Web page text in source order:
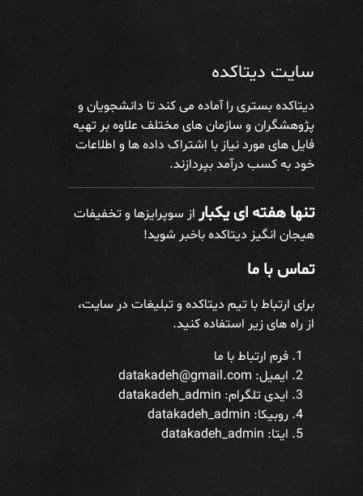
سایت دیتاکده
دیتاکده بستری را آماده می کند تا دانشجویان و
پژوهشگران و سازمان های مختلف علاوه بر تهیه
فایل های مورد نیاز با اشتراک داده ها و اطلاعات
خود به کسب درآمد بپردازند.
تنها هفته ای یکباراز سوپرایزها و تخفیفات
هیجان انگیز دیتاکده باخبر شوید!
تماس با ما
برای ارتباط با تیم دیتاکده و تبلیغات در سایت،
از راه های زیر استفاده کنید.
فرم ارتباط با ما
ایمیل: datakadeh@gmail.com
ایدی تلگرام:datakadeh_admin
روبیکا: datakadeh_admin
ایتا: datakadeh_admin